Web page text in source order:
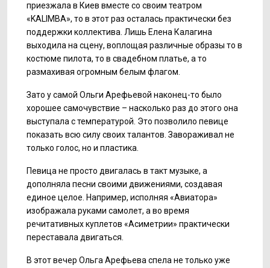
приезжала в Киев вместе со своим театром
«KALIMBA», то в этот раз осталась практически без
поддержки коллектива. Лишь Елена Калагина
выходила на сцену, воплощая различные образы то в
костюме пилота, то в свадебном платье, а то
размахивая огромным белым флагом.
Зато у самой Ольги Арефьевой наконец-то было
хорошее самочувствие – насколько раз до этого она
выступала с температурой. Это позволило певице
показать всю силу своих талантов. Завораживал не
только голос, но и пластика.
Певица не просто двигалась в такт музыке, а
дополняла песни своими движениями, создавая
единое целое. Например, исполняя «Авиатора»
изображала руками самолет, а во время
речитативных куплетов «Асиметрии» практически
переставала двигаться.
В этот вечер Ольга Арефьева спела не только уже